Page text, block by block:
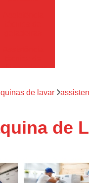
técnica de
técnicas de
fogão
técnicas de
microondas
de lavar
de